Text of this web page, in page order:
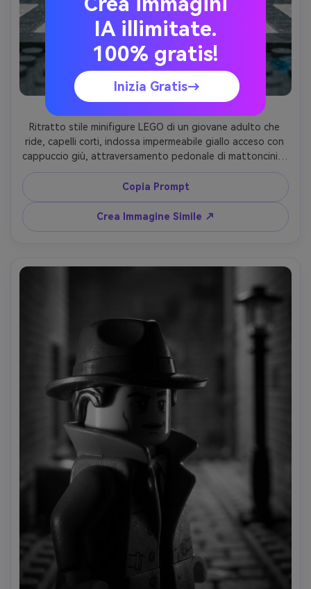
Ritratto stile minifigure LEGO di un giovane adulto che
ride, capelli corti, indossa impermeabile giallo acceso con
cappuccio giù, attraversamento pedonale di mattoncini in
giorno piovoso, luce soffusa e riflessi sulle pozzanghere,
inquadratura tre quarti spontanea, colori vivaci, texture
fine di plastica, piccola lucentezza d’acqua, identità
mantenuta, obiettivo 85mm, profondità di campo ridotta
--ar 4:5
Copia Prompt
Crea Immagine Simile ↗
IA illimitate.
100% gratis!
Inizia Gratis→